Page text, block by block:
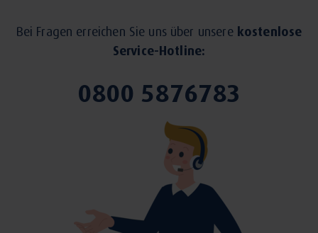
Bei Fragen erreichen Sie uns über unsere kostenlose
Service-Hotline:
0800 5876783